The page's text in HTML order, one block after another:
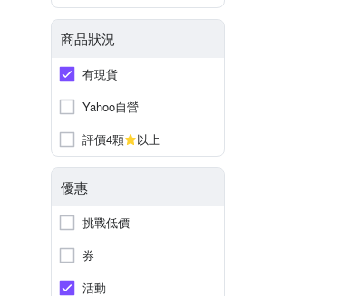
商品狀況
有現貨
Yahoo自營
評價4顆
以上
優惠
挑戰低價
券
活動